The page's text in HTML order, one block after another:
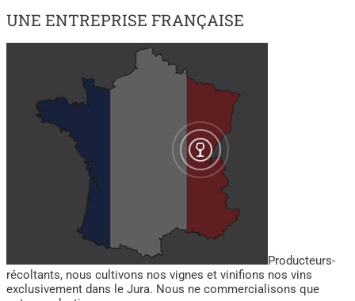
UNE ENTREPRISE FRANÇAISE
Producteurs-
récoltants, nous cultivons nos vignes et vinifions nos vins
exclusivement dans le Jura. Nous ne commercialisons que